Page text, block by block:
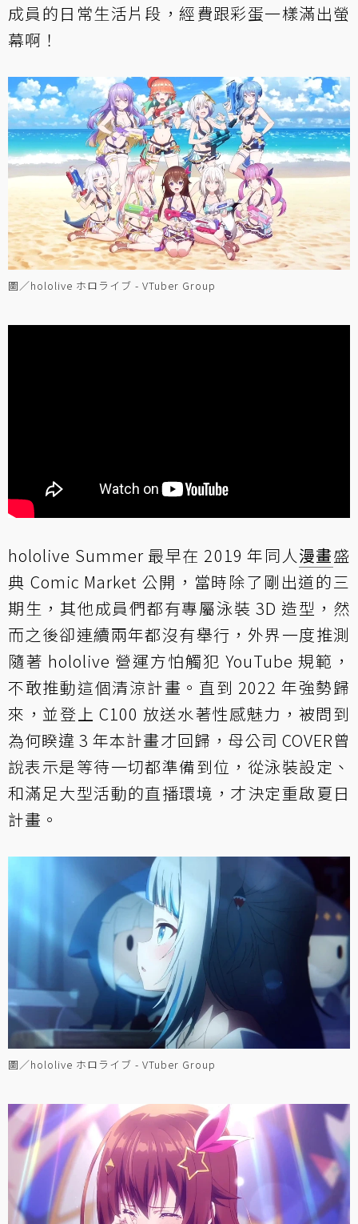
成員的日常生活片段，經費跟彩蛋一樣滿出螢
幕啊！
圖／hololive ホロライブ - VTuber Group
hololive Summer 最早在 2019 年同人 漫畫盛
典 Comic Market 公開，當時除了剛出道的三
期生，其他成員們都有專屬泳裝 3D 造型，然
而之後卻連續兩年都沒有舉行，外界一度推測
隨著 hololive 營運方怕觸犯 YouTube 規範，
不敢推動這個清涼計畫。直到 2022 年強勢歸
來，並登上 C100 放送水著性感魅力，被問到
為何睽違 3 年本計畫才回歸，母公司 COVER曾
說表示是等待一切都準備到位，從泳裝設定、
和滿足大型活動的直播環境，才決定重啟夏日
計畫。
圖／hololive ホロライブ - VTuber Group